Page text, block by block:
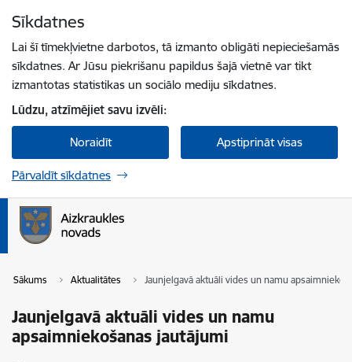
Sīkdatnes
Lai šī tīmekļvietne darbotos, tā izmanto obligāti nepieciešamās
sīkdatnes. Ar Jūsu piekrišanu papildus šajā vietnē var tikt
izmantotas statistikas un sociālo mediju sīkdatnes.
Lūdzu, atzīmējiet savu izvēli:
Noraidīt Apstiprināt visas
Pārvaldīt sīkdatnes
Sākums Aktualitātes Jaunjelgavā aktuāli vides un namu
Jaunjelgavā aktuāli vides un namu
apsaimniekošanas jautājumi